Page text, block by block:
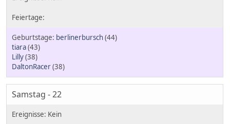
berlinerbursch(44)
tiara(43)
Lilly(38)
DaltonRacer(38)
Samstag - 22